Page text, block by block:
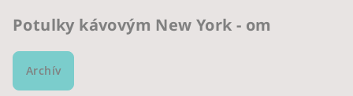
Potulky kávovým New York - om
Archív